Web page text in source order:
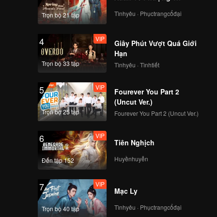
Nhất
gây
việc
sẽ có
Trọn bộ 21 tập Tìnhyêu · Phụctrangcổđại
4
Trọn bộ 33 tập
VIP
Giây Phút Vượt Quá Giới
Hạn
Tìnhyêu · Tìnhtiết
5
Trọn bộ 25 tập
VIP
Fourever You Part 2
(Uncut Ver.)
Fourever You Part 2 (Uncut Ver.)
6
Đến tập 152
VIP
Tiên Nghịch
Huyềnhuyễn
7
Trọn bộ 40 tập
VIP
Mạc Ly
Tìnhyêu · Phụctrangcổđại